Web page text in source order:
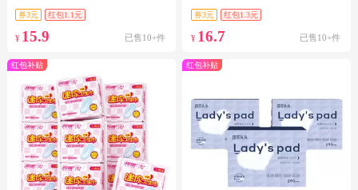
券3元 红包1.1元
¥ 15.9 已售10+件
券3元 红包1.3元
¥ 16.7 已售10+件
红包补贴 红包补贴